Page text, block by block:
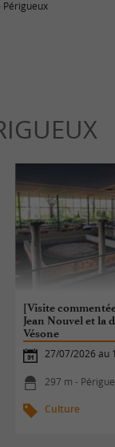
Périgueux
[Visite
Jean Nouvel et la
Vésone
27/07/2026 au
297 m -
Culture